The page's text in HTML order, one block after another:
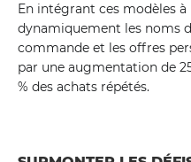
En intégrant ces modèles
dynamiquement les noms
commande et les offres
par une augmentation de
% des achats répétés.